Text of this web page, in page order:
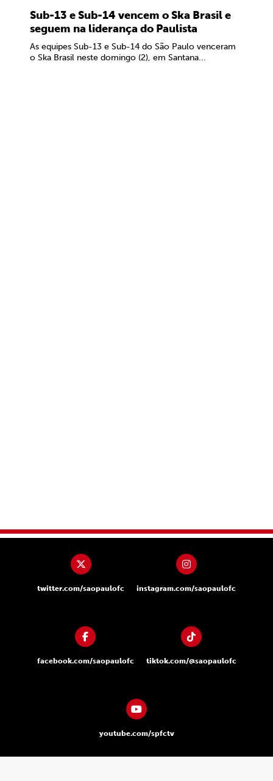
Sub-13 e Sub-14 vencem o Ska Brasil e
seguem na liderança do Paulista
As equipes Sub-13 e Sub-14 do São Paulo venceram
o Ska Brasil neste domingo (2), em Santana...
twitter.com/saopaulofc instagram.com/saopaulofc
facebook.com/saopaulofc tiktok.com/@saopaulofc
youtube.com/spfctv